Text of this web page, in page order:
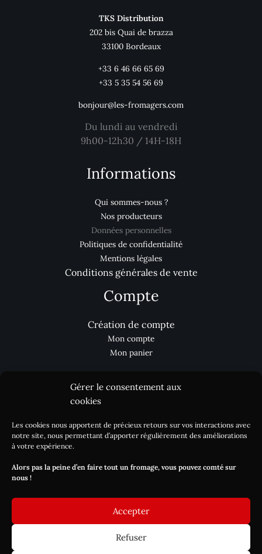
Gérer le consentement aux
cookies
Les cookies nous apportent de précieux retours sur vos interactions avec
notre site, nous permettant d’apporter régulièrement des améliorations
à votre expérience.
Alors pas la peine d’en faire tout un fromage, vous pouvez comté sur
nous !
Accepter
Refuser
TKS Distribution
202 bis Quai de brazza
33100 Bordeaux
+33 6 46 66 65 69
+33 5 35 54 56 69
bonjour@les-fromagers.com
Du lundi au vendredi
9h00-12h30 / 14H-18H
Informations
Qui sommes-nous ?
Nos producteurs
Données personnelles
Politiques de confidentialité
Mentions légales
Conditions générales de vente
Compte
Création de compte
Mon compte
Mon panier
Nous contacter
Processus de commande
Livraison / DLC
Copyright © 2026 Les-fromagers.com